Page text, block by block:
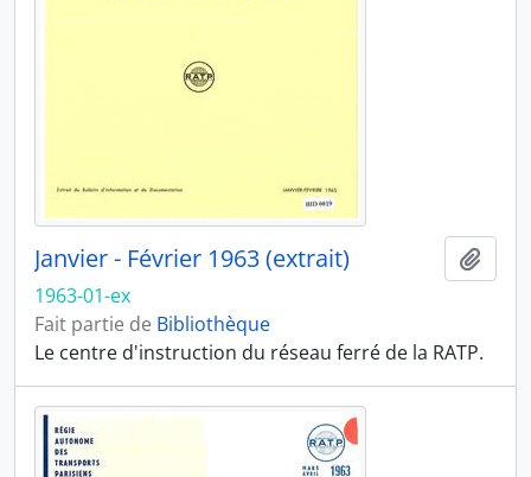
Janvier - Février 1963 (extrait)
1963-01-ex
Fait partie de Bibliothèque
Le centre d'instruction du réseau ferré de la RATP.